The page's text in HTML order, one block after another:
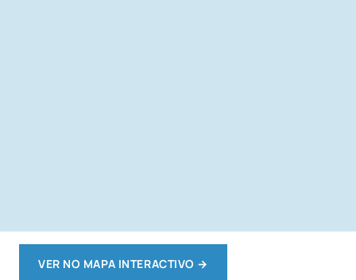
VER NO MAPA INTERACTIVO →